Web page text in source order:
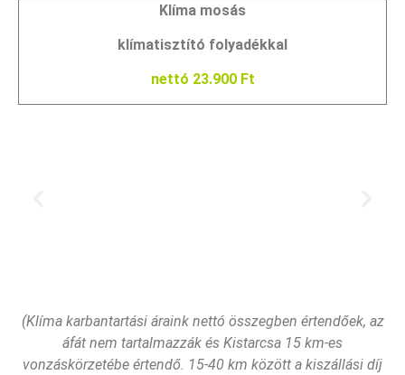
Klíma mosás
klímatisztító folyadékkal
nettó 23.900 Ft
(Klíma karbantartási áraink nettó összegben értendőek, az
áfát nem tartalmazzák és Kistarcsa 15 km-es
vonzáskörzetébe értendő. 15-40 km között a kiszállási díj